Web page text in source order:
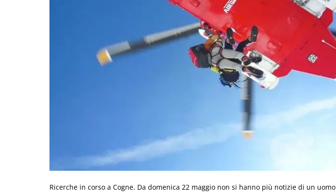
Ricerche in corso a Cogne. Da domenica 22 maggio non si hanno più notizie di un